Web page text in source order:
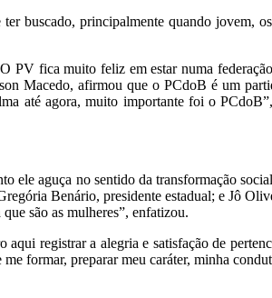
buscado, principalmente quando jovem,
PV fica muito feliz em estar numa
Macedo, afirmou que o PCdoB é um
até agora, muito importante foi o
aguça no sentido da transformação
Benário, presidente estadual; e Jô
são as mulheres”, enfatizou.
registrar a alegria e satisfação de
formar, preparar meu caráter, minha